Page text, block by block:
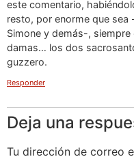
este comentario,
resto, por enorme que sea
Simone y demás-,
damas… los dos
guzzero.
Responder
Deja una
Tu dirección de correo